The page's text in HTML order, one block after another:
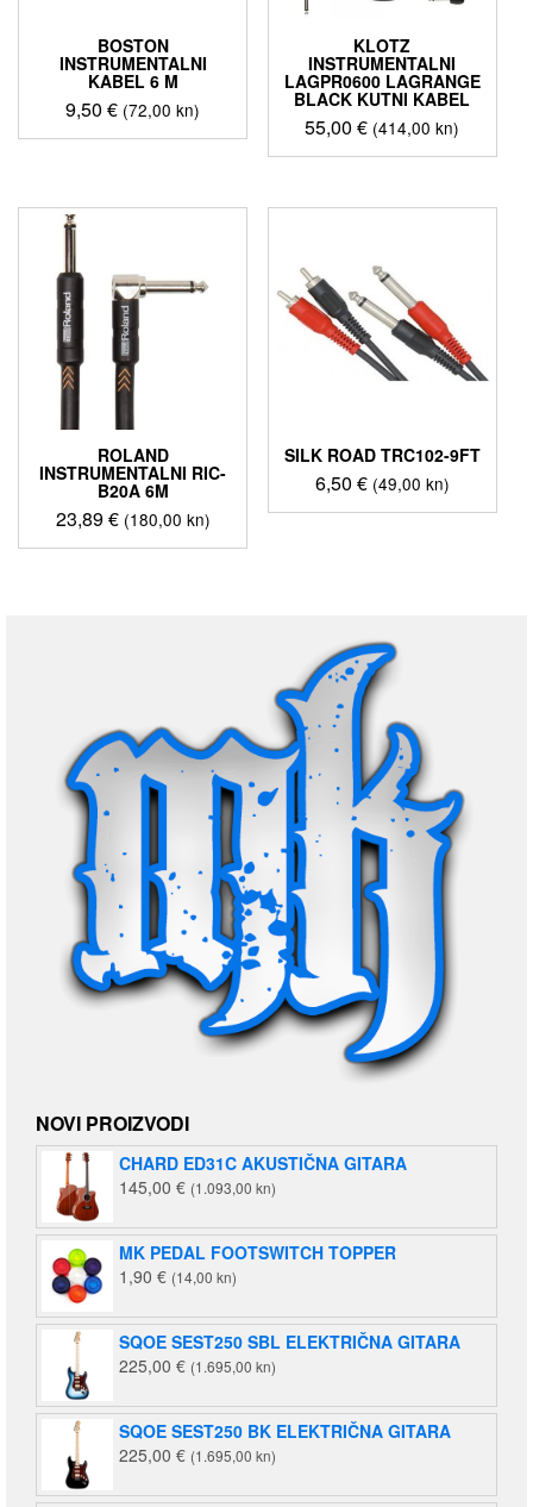
BOSTON
INSTRUMENTALNI
KABEL 6 M
9,50€ (72,00 kn)
KLOTZ
INSTRUMENTALNI
LAGPR0600 LAGRANGE
BLACK KUTNI KABEL
55,00€ (414,00 kn)
ROLAND
INSTRUMENTALNI RIC-
B20A 6M
23,89€ (180,00 kn)
SILK ROAD TRC102-9FT
6,50 € (49,00 kn)
NOVI PROIZVODI
CHARD ED31C AKUSTIČNA GITARA
145,00 € (1.093,00 kn)
MK PEDAL FOOTSWITCH TOPPER
1,90 € (14,00 kn)
SQOE SEST250 SBL ELEKTRIČNA GITARA
225,00 € (1.695,00 kn)
SQOE SEST250 BK ELEKTRIČNA GITARA
225,00 € (1.695,00 kn)